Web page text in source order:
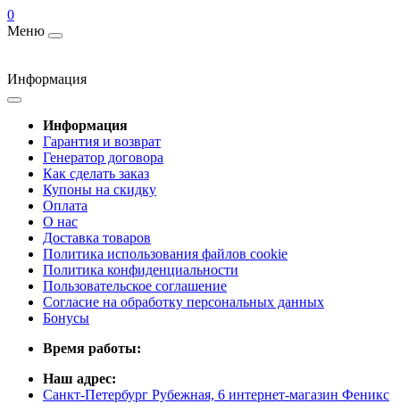
0
Меню
Информация
Информация
Гарантия и возврат
Генератор договора
Как сделать заказ
Купоны на скидку
Оплата
О нас
Доставка товаров
Политика использования файлов cookie
Политика конфиденциальности
Пользовательское соглашение
Согласие на обработку персональных данных
Бонусы
Время работы:
Наш адрес:
Санкт-Петербург Рубежная, 6 интернет-магазин Феникс